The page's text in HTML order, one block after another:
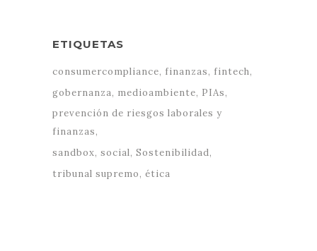
ETIQUETAS
consumercompliance finanzas
fintech
gobernanza medioambiente PIAs
prevención de riesgos laborales y
finanzas
sandbox social Sostenibilidad
tribunal supremo ética